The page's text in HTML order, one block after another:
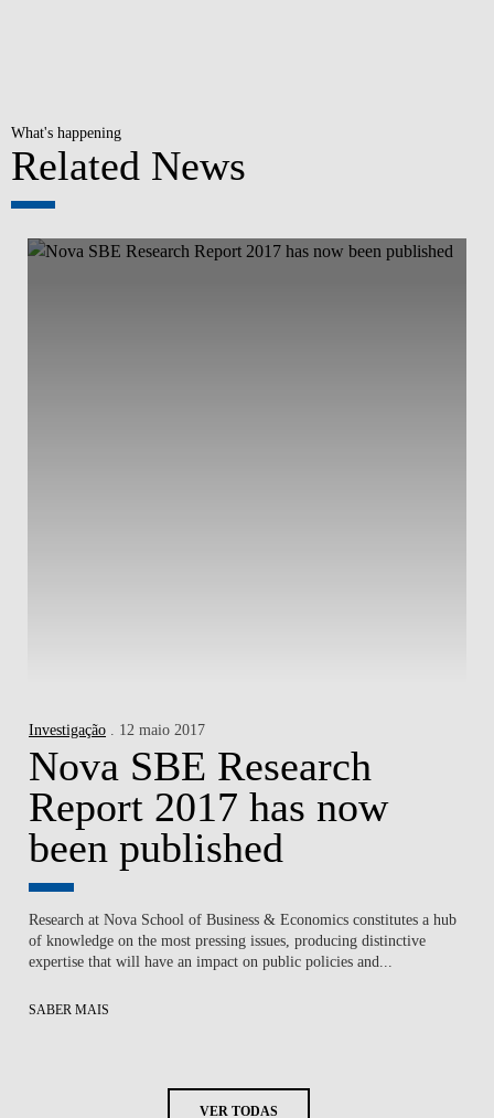
What's happening
Related News
Investigação . 12 maio 2017
Nova SBE Research
Report 2017 has now
been published
Research at Nova School of Business & Economics constitutes a hub
of knowledge on the most pressing issues, producing distinctive
expertise that will have an impact on public policies and...
SABER MAIS
VER TODAS